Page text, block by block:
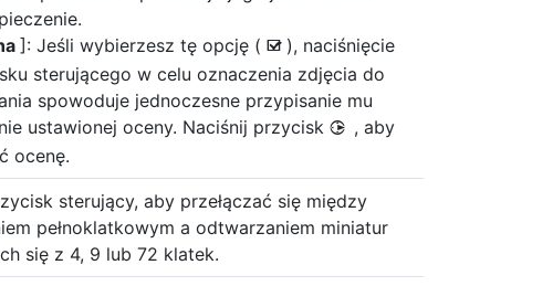
]: Jeśli wybierzesz tę opcję ( M ), naciśnięcie
sterującego w celu oznaczenia zdjęcia do
spowoduje jednoczesne przypisanie mu
ustawionej oceny. Naciśnij przycisk 2 , aby
ocenę.
sterujący, aby przełączać się między
pełnoklatkowym a odtwarzaniem miniatur
się z 4, 9 lub 72 klatek.